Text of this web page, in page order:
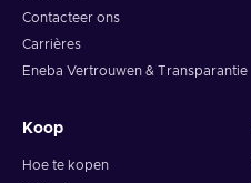
Contacteer ons
Carrières
Eneba Vertrouwen & Transparantie
Koop
Hoe te kopen